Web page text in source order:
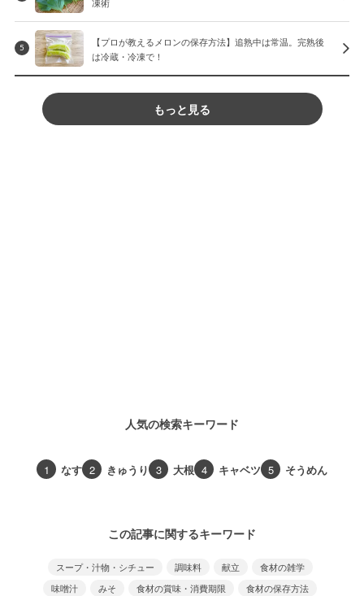
5
【プロが教えるメロンの保存方法】追熟中は常温。完熟後
は冷蔵・冷凍で！
もっと見る
人気の検索キーワード
1 なす 2 きゅうり 3 大根 4 キャベツ 5 そうめん
この記事に関するキーワード
スープ・汁物・シチュー 調味料 献立
食材の雑学
味噌汁
みそ 食材の賞味・消費期限
食材の保存方法